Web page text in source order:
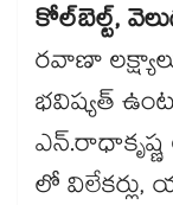
కోల్​బెల్ట్,
రవాణా
భవిష్యత్
లో